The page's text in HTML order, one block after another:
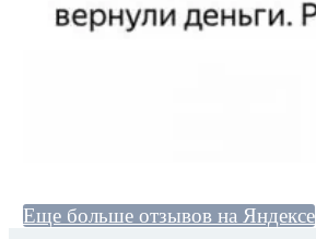
Еще больше отзывов на Яндексе